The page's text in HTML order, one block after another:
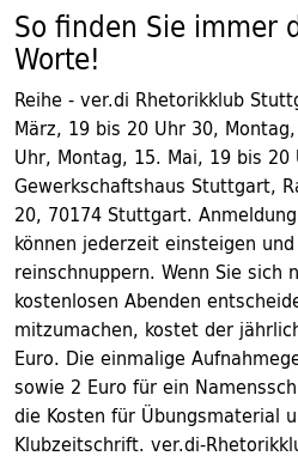
So finden Sie immer
Worte!
Reihe - ver.di Rhetorikklub
März, 19 bis 20 Uhr 30,
Uhr, Montag, 15. Mai, 19 bis 20
Gewerkschaftshaus Stuttgart,
20, 70174 Stuttgart.
können jederzeit einsteigen
reinschnuppern. Wenn Sie sich
kostenlosen Abenden
mitzumachen, kostet der
Euro. Die einmalige
sowie 2 Euro für ein
die Kosten für Übungsmaterial
Klubzeitschrift. ver.di-